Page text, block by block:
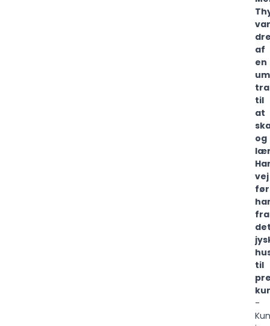
var
af
en
til
at
og
vej
fra
til
-